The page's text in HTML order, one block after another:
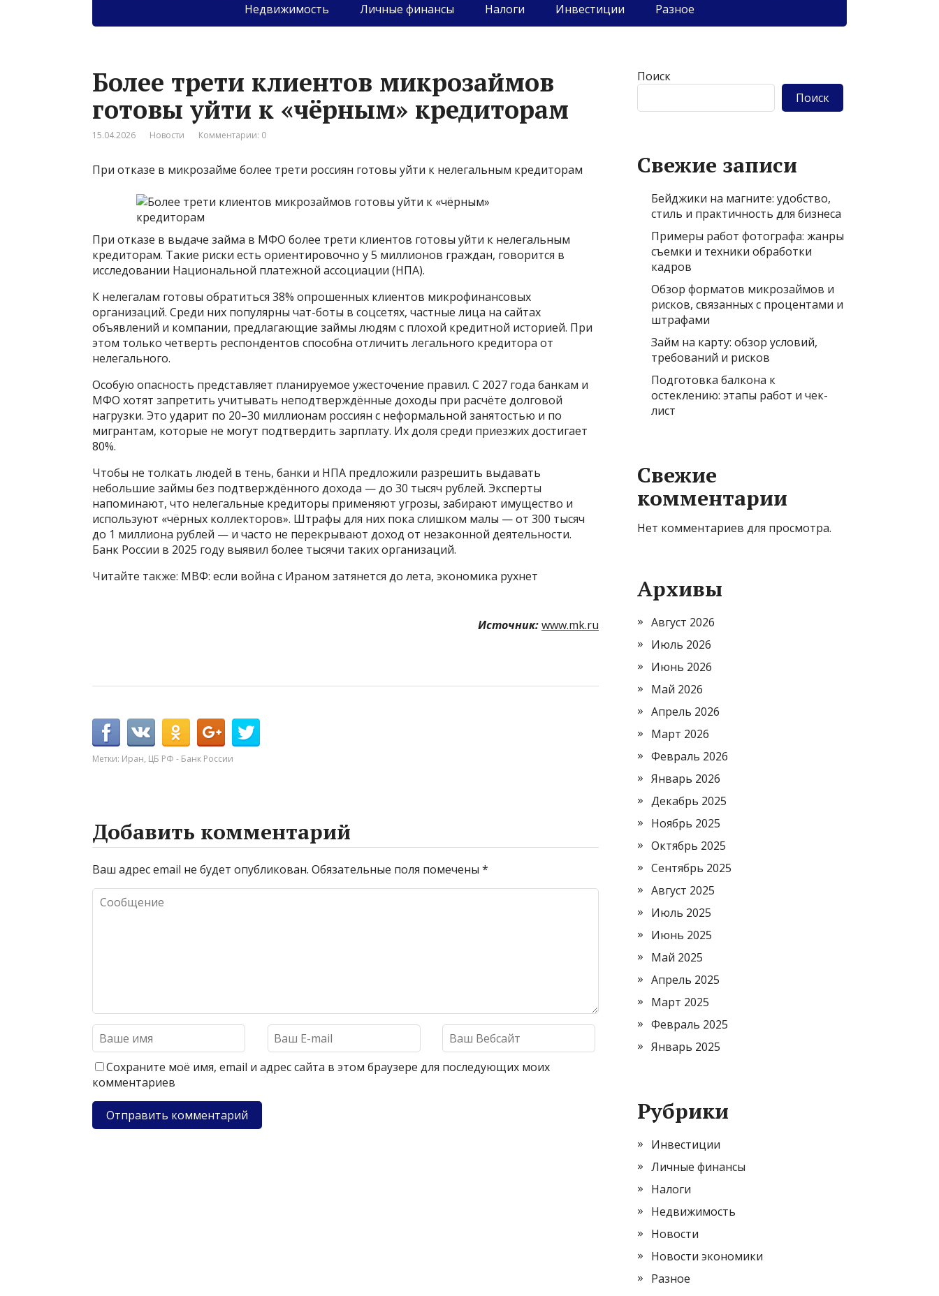
Недвижимость Личные финансы Налоги Инвестиции Разное
Более трети клиентов микрозаймов
готовы уйти к «чёрным» кредиторам
15.04.2026 Новости Комментарии: 0
При отказе в микрозайме более трети россиян готовы уйти к нелегальным кредиторам
При отказе в выдаче займа в МФО более трети клиентов готовы уйти к нелегальным
кредиторам. Такие риски есть ориентировочно у 5 миллионов граждан, говорится в
исследовании Национальной платежной ассоциации (НПА).
К нелегалам готовы обратиться 38% опрошенных клиентов микрофинансовых
организаций. Среди них популярны чат-боты в соцсетях, частные лица на сайтах
объявлений и компании, предлагающие займы людям с плохой кредитной историей. При
этом только четверть респондентов способна отличить легального кредитора от
нелегального.
Особую опасность представляет планируемое ужесточение правил. С 2027 года банкам и
МФО хотят запретить учитывать неподтверждённые доходы при расчёте долговой
нагрузки. Это ударит по 20–30 миллионам россиян с неформальной занятостью и по
мигрантам, которые не могут подтвердить зарплату. Их доля среди приезжих достигает
80%.
Чтобы не толкать людей в тень, банки и НПА предложили разрешить выдавать
небольшие займы без подтверждённого дохода — до 30 тысяч рублей. Эксперты
напоминают, что нелегальные кредиторы применяют угрозы, забирают имущество и
используют «чёрных коллекторов». Штрафы для них пока слишком малы — от 300 тысяч
до 1 миллиона рублей — и часто не перекрывают доход от незаконной деятельности.
Банк России в 2025 году выявил более тысячи таких организаций.
Читайте также: МВФ: если война с Ираном затянется до лета, экономика рухнет
Источник:www.mk.ru
Метки: Иран, ЦБ РФ - Банк России
Добавить комментарий
Ваш адрес email не будет опубликован. Обязательные поля помечены *
Сохраните моё имя, email и адрес сайта в этом браузере для последующих моих
комментариев
Поиск
Поиск
Свежие записи
Бейджики на магните: удобство,
стиль и практичность для бизнеса
Примеры работ фотографа: жанры
съемки и техники обработки
кадров
Обзор форматов микрозаймов и
рисков, связанных с процентами и
штрафами
Займ на карту: обзор условий,
требований и рисков
Подготовка балкона к
остеклению: этапы работ и чек-
лист
Свежие
комментарии
Нет комментариев для просмотра.
Архивы
Август 2026
Июль 2026
Июнь 2026
Май 2026
Апрель 2026
Март 2026
Февраль 2026
Январь 2026
Декабрь 2025
Ноябрь 2025
Октябрь 2025
Сентябрь 2025
Август 2025
Июль 2025
Июнь 2025
Май 2025
Апрель 2025
Март 2025
Февраль 2025
Январь 2025
Рубрики
Инвестиции
Личные финансы
Налоги
Недвижимость
Новости
Новости экономики
Разное